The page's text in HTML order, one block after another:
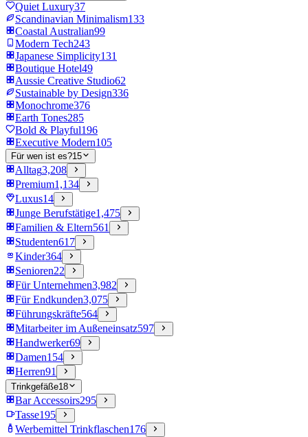
Quiet Luxury37
Scandinavian Minimalism133
Coastal Australian99
Modern Tech243
Japanese Simplicity131
Boutique Hotel49
Aussie Creative Studio62
Sustainable by Design336
Monochrome376
Earth Tones285
Bold & Playful196
Executive Modern105
Für wen ist es?15
Alltag3,208
Premium1,134
Luxus14
Junge Berufstätige1,475
Familien & Eltern561
Studenten617
Kinder364
Senioren22
Für Unternehmen3,982
Für Endkunden3,075
Führungskräfte564
Mitarbeiter im Außeneinsatz597
Handwerker69
Damen154
Herren91
Trinkgefäße18
Bar Accessoirs295
Tasse195
Werbemittel Trinkflaschen176